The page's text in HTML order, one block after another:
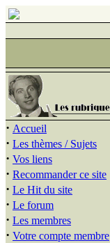
· Accueil
· Les thèmes / Sujets
· Vos liens
· Recommander ce site
· Le Hit du site
· Le forum
· Les membres
· Votre compte membre